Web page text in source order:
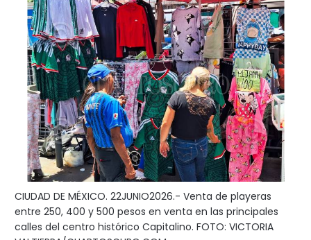
CIUDAD DE MÉXICO. 22JUNIO2026.- Venta de playeras
entre 250, 400 y 500 pesos en venta en las principales
calles del centro histórico Capitalino. FOTO: VICTORIA